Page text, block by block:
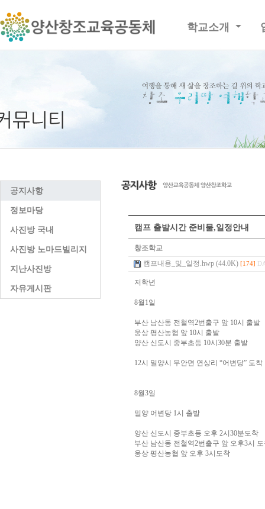
학교소개
공지사항
정보마당
사진방 국내
사진방 노마드빌리지
지난사진방
자유게시판
캠프 출발시간 준비물,일정안내
창조학교
캠프내용_및_일정.hwp (44.0K) [174]
저학년
8월1일
부산 남산동 전철역2번출구 앞 10시 출발
웅상 평산농협 앞 10시 출발
양산 신도시 중부초등 10시30분 출발
12시 밀양시 무안면 연상리 “어변당” 도착
8월3일
밀양 어변당 1시 출발
양산 신도시 중부초등 오후 2시30분도착
부산 남산동 전철역2번출구 앞 오후3시
웅상 평산농협 앞 오후 3시도착